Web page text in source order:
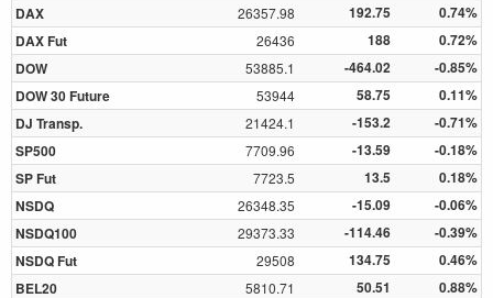
DAX
26357.98 192.75
0.74%
DAX Fut
26436 188
0.72%
DOW
53885.1 -464.02
-0.85%
DOW 30 Future
53944 58.75
0.11%
DJ Transp.
21424.1 -153.2
-0.71%
SP500
7709.96 -13.59
-0.18%
SP Fut
7723.5 13.5
0.18%
NSDQ
26348.35 -15.09
-0.06%
NSDQ100
29373.33 -114.46
-0.39%
NSDQ Fut
29508 134.75
0.46%
BEL20
5810.71 50.51
0.88%